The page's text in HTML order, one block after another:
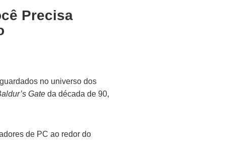
Precisa
no universo dos
Gateda década de 90,
de PC ao redor do